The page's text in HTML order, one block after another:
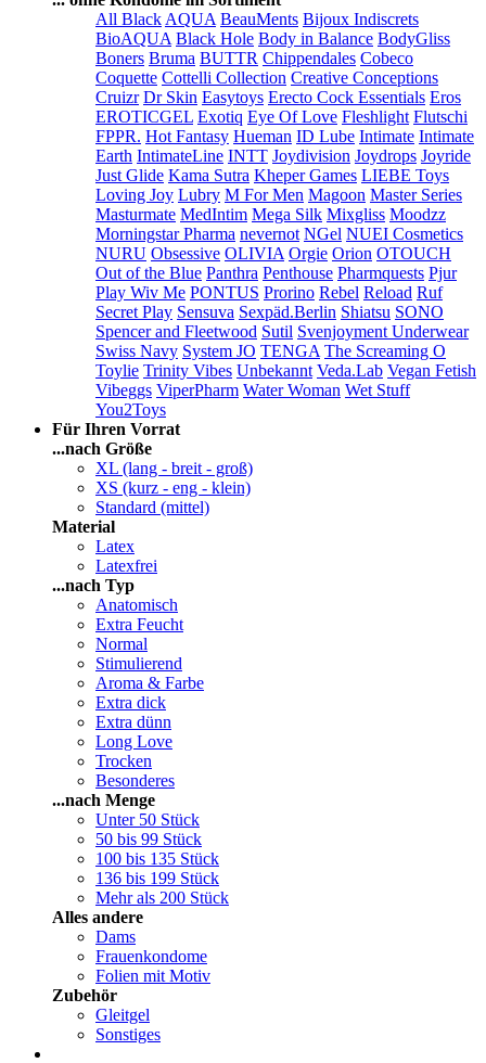
All Black AQUA BeauMents Bijoux Indiscrets
BioAQUA Black Hole Body in Balance BodyGliss
Boners Bruma BUTTR Chippendales Cobeco
Coquette Cottelli Collection Creative Conceptions
Cruizr Dr Skin Easytoys Erecto Cock Essentials Eros
EROTICGEL Exotiq Eye Of Love Fleshlight Flutschi
FPPR. Hot Fantasy Hueman ID Lube Intimate Intimate
Earth IntimateLine INTT Joydivision Joydrops Joyride
Just Glide Kama Sutra Kheper Games LIEBE Toys
Loving Joy Lubry M For Men Magoon Master Series
Masturmate MedIntim Mega Silk Mixgliss Moodzz
Morningstar Pharma nevernot NGel NUEI Cosmetics
NURU Obsessive OLIVIA Orgie Orion OTOUCH
Out of the Blue Panthra Penthouse Pharmquests Pjur
Play Wiv Me PONTUS Prorino Rebel Reload Ruf
Secret Play Sensuva Sexpäd.Berlin Shiatsu SONO
Spencer and Fleetwood Sutil Svenjoyment Underwear
Swiss Navy System JO TENGA The Screaming O
Toylie Trinity Vibes Unbekannt Veda.Lab Vegan Fetish
Vibeggs ViperPharm Water Woman Wet Stuff
You2Toys
Für Ihren Vorrat
...nach Größe
XL (lang - breit - groß)
XS (kurz - eng - klein)
Standard (mittel)
Material
Latex
Latexfrei
...nach Typ
Anatomisch
Extra Feucht
Normal
Stimulierend
Aroma & Farbe
Extra dick
Extra dünn
Long Love
Trocken
Besonderes
...nach Menge
Unter 50 Stück
50 bis 99 Stück
100 bis 135 Stück
136 bis 199 Stück
Mehr als 200 Stück
Alles andere
Dams
Frauenkondome
Folien mit Motiv
Zubehör
Gleitgel
Sonstiges